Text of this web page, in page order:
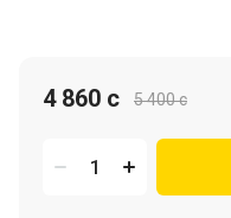
5 400 c
4 860 c